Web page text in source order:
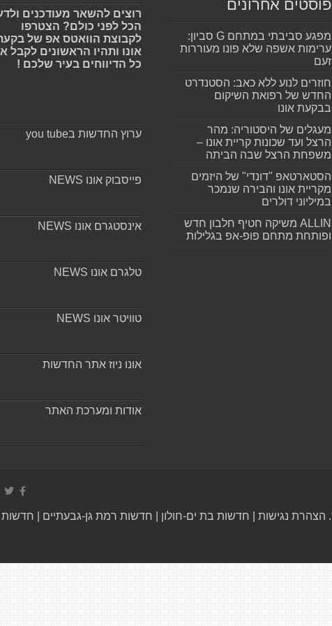
פוסטים אחרונים
מפגע סביבתי במתחם G סביון:
ערימות אשפה שלא פונו מעוררות
זעם
חוזרים לנוע ללא כאב: הסטנדרט
החדש של רפואת השיקום
בבקעת אונו
מעגלים של היסטוריה: מהר
הרצל ועד שכונות קריית אונו –
משפחת הרצל שבה הביתה
הסטארטאפ "דונדי" של היזמים
מקריית אונו והבירה שנמכר
במיליוני דולרים
ALLIN משיקה חטיף חלבון חדש
ופותחת מתחם פופ-אפ בגלילות
רוצים להשאר מעודכנים
הכל לפני כולם? הצטרפו
לקבוצת הוואטס אפ של
אונו ותהיו הראשונים לקבל
כל הדיווחים בעיר שלכם !
ערוץ החדשות בyou tube
פייסבוק אונו NEWS
אינסטגרם אונו NEWS
טלגרם אונו NEWS
טוויטר אונו NEWS
אונו ניוז אתר החדשות
אודות ומערכת האתר
הצהרת נגישות חדשות בת ים-חולון חדשות רמת גן-גבעתיים חדשות